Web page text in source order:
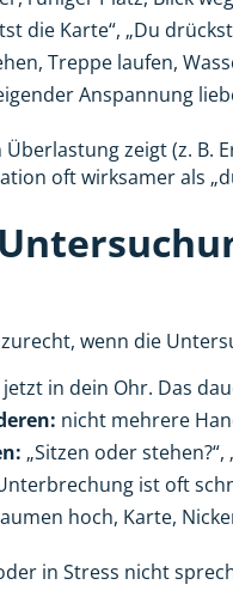
die Karte“, „Du
Treppe laufen,
Anspannung
zeigt (z. B.
oft wirksamer als
wenn die
jetzt in dein Ohr. Das
nicht mehrere
„Sitzen oder
ist oft
hoch, Karte,
in Stress nicht